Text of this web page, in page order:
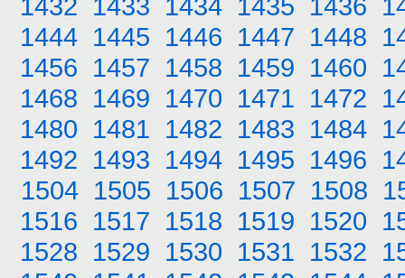
1432 1433 1434 1435 1436
1444 1445 1446 1447 1448
1456 1457 1458 1459 1460
1468 1469 1470 1471 1472
1480 1481 1482 1483 1484
1492 1493 1494 1495 1496
1504 1505 1506 1507 1508
1516 1517 1518 1519 1520
1528 1529 1530 1531 1532